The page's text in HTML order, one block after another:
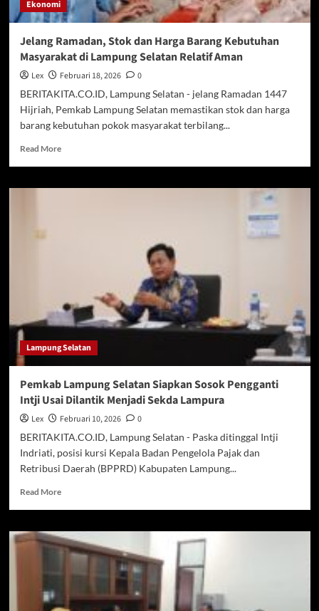
Saja
Ekonomi
Jelang Ramadan, Stok dan Harga Barang Kebutuhan
Masyarakat di Lampung Selatan Relatif Aman
Lex Februari 18, 2026
0
BERITAKITA.CO.ID, Lampung Selatan - jelang Ramadan 1447
Hijriah, Pemkab Lampung Selatan memastikan stok dan harga
barang kebutuhan pokok masyarakat terbilang...
Read MoreRead
Jelang
Lampung
Selatan
Aman
Lampung Selatan
Pemkab Lampung Selatan Siapkan Sosok Pengganti
Intji Usai Dilantik Menjadi Sekda Lampura
Lex Februari 10, 2026
0
BERITAKITA.CO.ID, Lampung Selatan - Paska ditinggal Intji
Indriati, posisi kursi Kepala Badan Pengelola Pajak dan
Retribusi Daerah (BPPRD) Kabupaten Lampung...
Read MoreRead
Pemkab
Lampung
Selatan
Pengganti